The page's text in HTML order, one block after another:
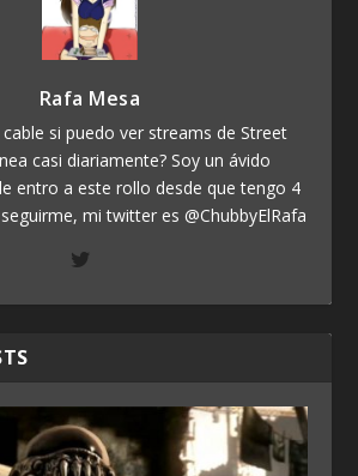
Rafa Mesa
cable si puedo ver streams de Street
casi diariamente? Soy un ávido
entro a este rollo desde que tengo 4
mi twitter es @ChubbyElRafa